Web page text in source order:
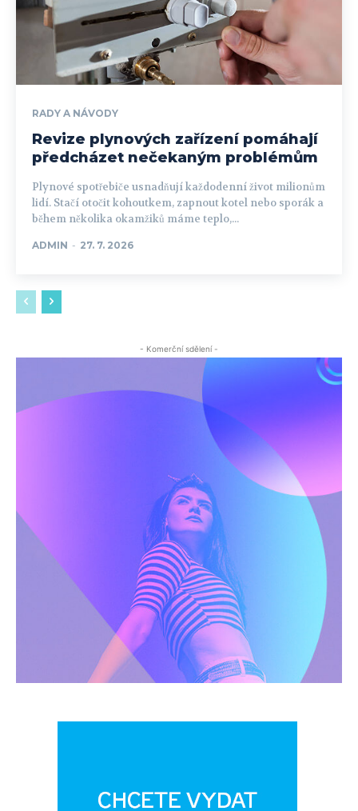
RADY A NÁVODY
Revize plynových zařízení pomáhají
předcházet nečekaným problémům
Plynové spotřebiče usnadňují každodenní život milionům
lidí. Stačí otočit kohoutkem, zapnout kotel nebo sporák a
během několika okamžiků máme teplo,...
ADMIN - 27. 7. 2026
- Komerční sdělení -